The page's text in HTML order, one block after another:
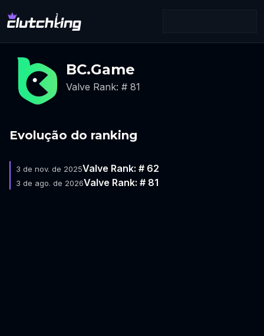
BC.Game
Valve Rank: # 81
Evolução do ranking
3 de nov. de 2025Valve Rank: # 62
3 de ago. de 2026Valve Rank: # 81